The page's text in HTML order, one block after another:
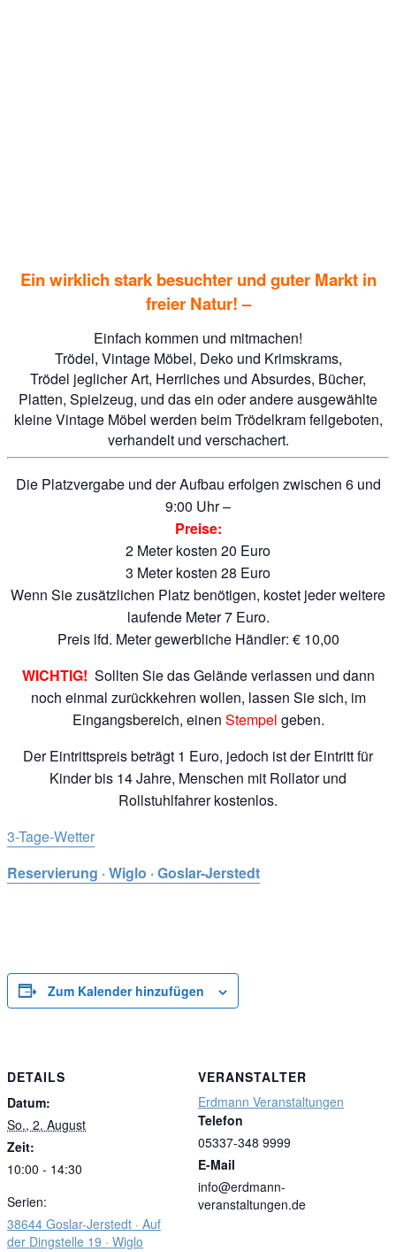
Ein wirklich stark besuchter und guter Markt in
freier Natur! –
Einfach kommen und mitmachen!
Trödel, Vintage Möbel, Deko und Krimskrams,
Trödel jeglicher Art, Herrliches und Absurdes, Bücher,
Platten, Spielzeug, und das ein oder andere ausgewählte
kleine Vintage Möbel werden beim Trödelkram feilgeboten,
verhandelt und verschachert.
Die Platzvergabe und der Aufbau erfolgen zwischen 6 und
9:00 Uhr –
Preise:
2 Meter kosten 20 Euro
3 Meter kosten 28 Euro
Wenn Sie zusätzlichen Platz benötigen, kostet jeder weitere
laufende Meter 7 Euro.
Preis lfd. Meter gewerbliche Händler: € 10,00
WICHTIG! Sollten Sie das Gelände verlassen und dann
noch einmal zurückkehren wollen, lassen Sie sich, im
Eingangsbereich, einen Stempel geben.
Der Eintrittspreis beträgt 1 Euro, jedoch ist der Eintritt für
Kinder bis 14 Jahre, Menschen mit Rollator und
Rollstuhlfahrer kostenlos.
3-Tage-Wetter
Reservierung · Wiglo · Goslar-Jerstedt
Zum Kalender hinzufügen
DETAILS
Datum:
So., 2. August
Zeit:
10:00 - 14:30
Serien:
38644 Goslar-Jerstedt · Auf
der Dingstelle 19 · Wiglo
VERANSTALTER
Erdmann Veranstaltungen
Telefon
05337-348 9999
E-Mail
info@erdmann-
veranstaltungen.de